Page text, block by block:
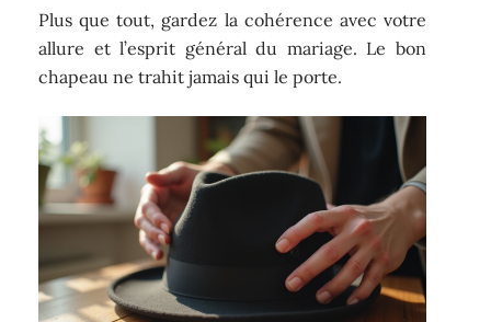
Plus que tout, gardez la cohérence avec votre
allure et l’esprit général du mariage. Le bon
chapeau ne trahit jamais qui le porte.